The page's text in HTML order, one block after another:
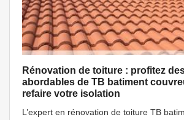
Rénovation de toiture : profitez
abordables de TB batiment
refaire votre isolation
L’expert en rénovation de toiture TB